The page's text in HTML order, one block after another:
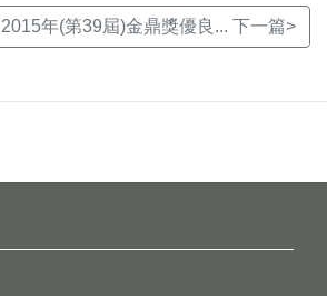
2015年(第39屆)金鼎獎優良... 下一篇>